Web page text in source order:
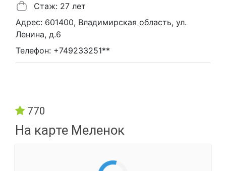
Стаж: 27 лет
Адрес: 601400, Владимирская область, ул.
Ленина, д.6
Телефон: +749233251**
770
На карте Меленок